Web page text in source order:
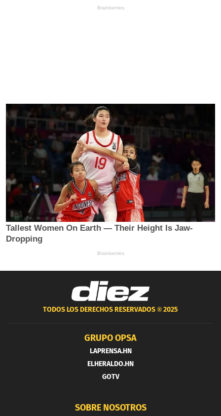
TODOS LOS DERECHOS RESERVADOS ®2025
GRUPO OPSA
LAPRENSA.HN
ELHERALDO.HN
GOTV
SOBRE NOSOTROS